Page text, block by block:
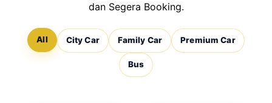
dan Segera Booking.
All City Car Family Car Premium Car
Bus